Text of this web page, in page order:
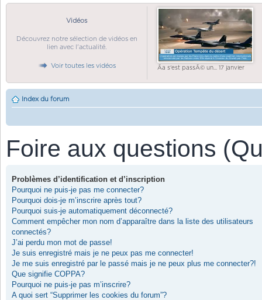
Vidéos
Découvrez notre sélection de vidéos en
lien avec l'actualité.
Voir toutes les vidéos Ãa s'est passÃ© un... 17 janvier
Index du forum
Foire aux questions
Problèmes d’identification et d’inscription
Pourquoi ne puis-je pas me connecter?
Pourquoi dois-je m’inscrire après tout?
Pourquoi suis-je automatiquement déconnecté?
Comment empêcher mon nom d’apparaître dans la liste des utilisateurs
connectés?
J’ai perdu mon mot de passe!
Je suis enregistré mais je ne peux pas me connecter!
Je me suis enregistré par le passé mais je ne peux plus me connecter?!
Que signifie COPPA?
Pourquoi ne puis-je pas m’inscrire?
A quoi sert “Supprimer les cookies du forum”?